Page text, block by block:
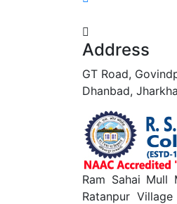
Address
GT Road,
Dhanbad,
Ram Sahai
Ratanpur